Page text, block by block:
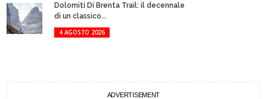
Dolomiti Di Brenta Trail: il decennale
di un classico...
4 AGOSTO 2026
ADVERTISEMENT